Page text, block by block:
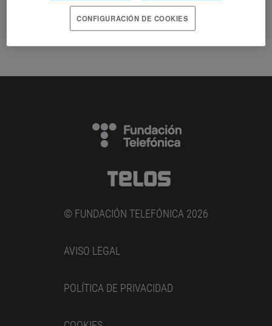
© FUNDACIÓN TELEFÓNICA 2026
AVISO LEGAL
POLÍTICA DE PRIVACIDAD
CONFIGURACIÓN DE COOKIES